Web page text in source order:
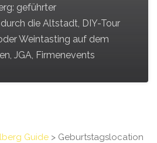
geführter
die Altstadt, DIY-Tour
Weintasting auf dem
JGA, Firmenevents
Guide > Geburtstagslocation